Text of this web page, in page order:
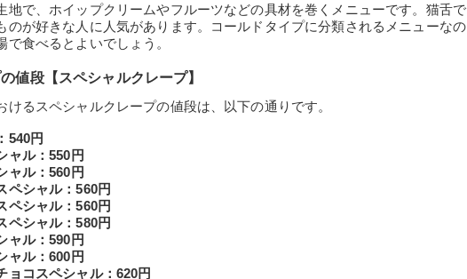
地で、ホイップクリームやフルーツなどの具材を巻くメニューです。猫舌で
のが好きな人に人気があります。コールドタイプに分類されるメニューなの
で食べるとよいでしょう。
値段【スペシャルクレープ】
けるスペシャルクレープの値段は、以下の通りです。
540円
ャル：550円
ャル：560円
ペシャル：560円
ペシャル：560円
ペシャル：580円
ャル：590円
ャル：600円
ョコスペシャル：620円